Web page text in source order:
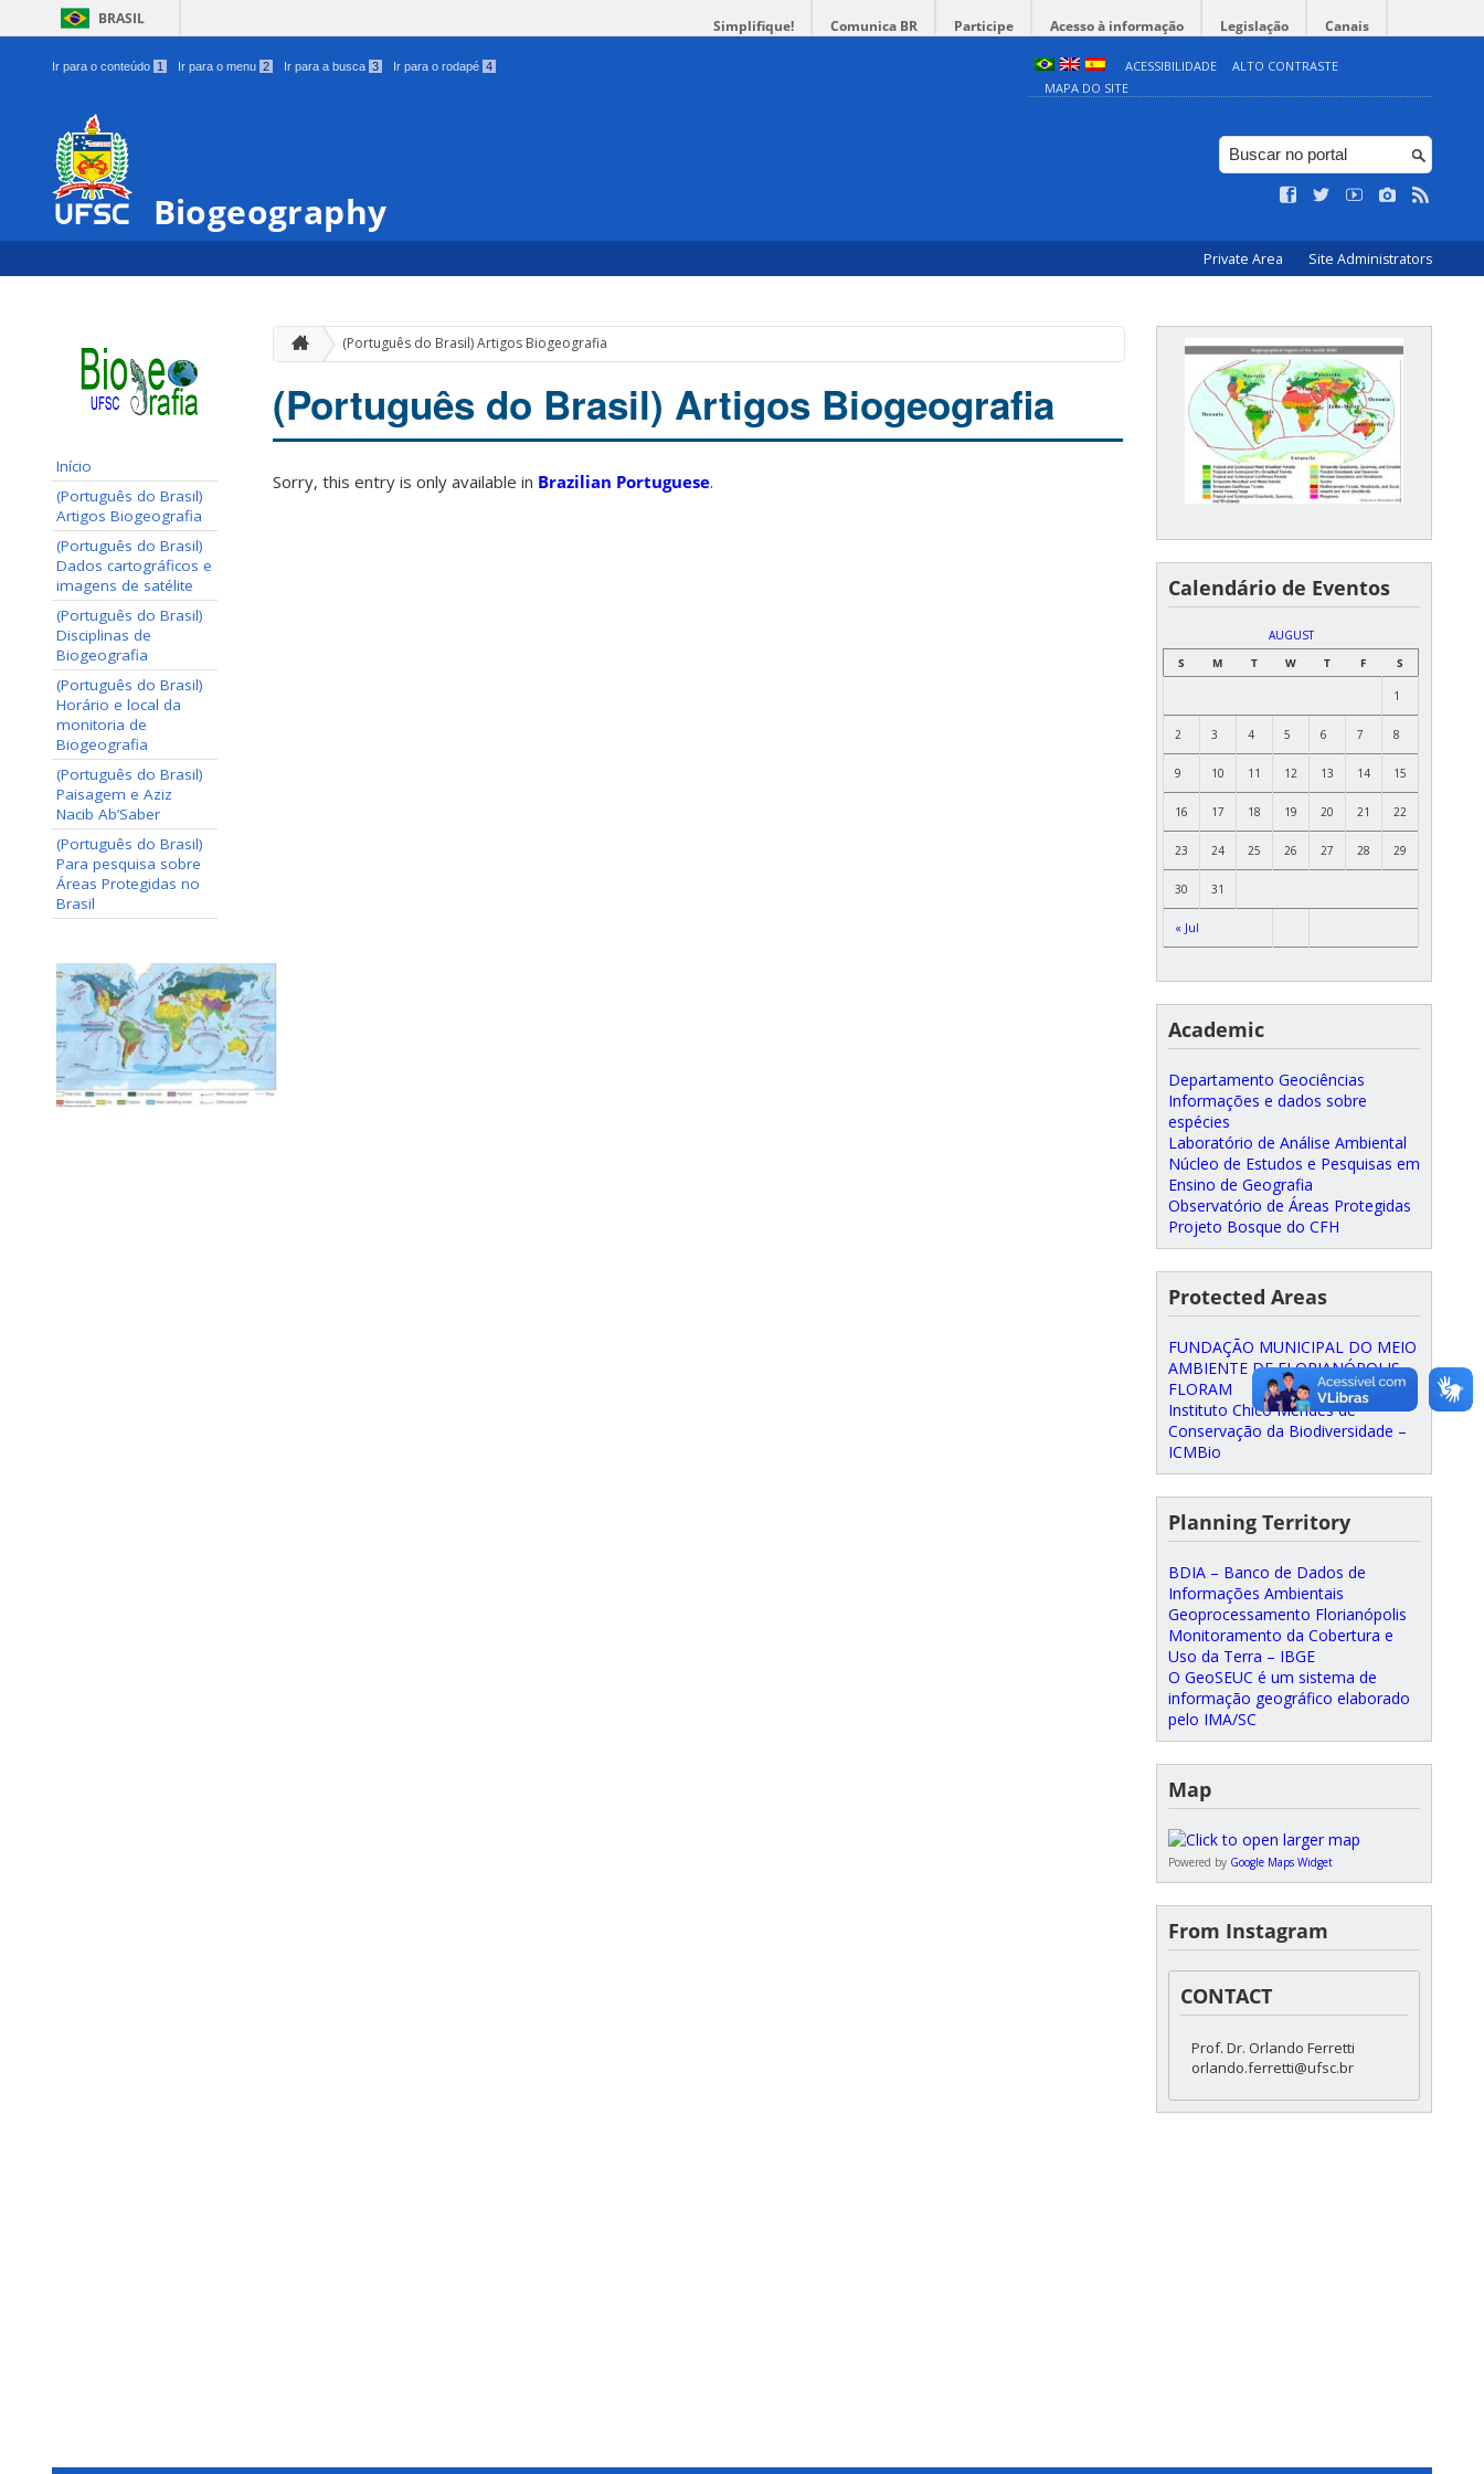
BRASIL Simplifique! Comunica BR Participe Acesso à informação Legislação Canais
Ir para o conteúdo 1 Ir para o menu 2 Ir para a busca 3 Ir para o rodapé 4 ACESSIBILIDADE
ALTO CONTRASTE
MAPA DO SITE
Biogeography
Private Area Site Administrators
Início
(Português do Brasil)
Artigos Biogeografia
(Português do Brasil)
Dados cartográficos e
imagens de satélite
(Português do Brasil)
Disciplinas de
Biogeografia
(Português do Brasil)
Horário e local da
monitoria de
Biogeografia
(Português do Brasil)
Paisagem e Aziz
Nacib Ab’Saber
(Português do Brasil)
Para pesquisa sobre
Áreas Protegidas no
Brasil
(Português do Brasil) Artigos Biogeografia
(Português do Brasil) Artigos Biogeografia
Sorry, this entry is only available in Brazilian Portuguese.
Calendário de Eventos
AUGUST
S
M T W T F S
« Jul
1
2 3 4 5 6 7 8
9 10 11 12 13 14 15
16 17 18 19 20 21 22
23 24 25 26 27 28 29
30 31
Academic
Departamento Geociências
Informações e dados sobre
espécies
Laboratório de Análise Ambiental
Núcleo de Estudos e Pesquisas em
Ensino de Geografia
Observatório de Áreas Protegidas
Projeto Bosque do CFH
Protected Areas
FUNDAÇÃO MUNICIPAL DO MEIO
AMBIENTE DE FLORIANÓPOLIS –
FLORAM
Instituto Chico Mendes de
Conservação da Biodiversidade –
ICMBio
Planning Territory
BDIA – Banco de Dados de
Informações Ambientais
Geoprocessamento Florianópolis
Monitoramento da Cobertura e
Uso da Terra – IBGE
O GeoSEUC é um sistema de
informação geográfico elaborado
pelo IMA/SC
Map
Powered by Google Maps Widget
From Instagram
CONTACT
Prof. Dr. Orlando Ferretti
orlando.ferretti@ufsc.br